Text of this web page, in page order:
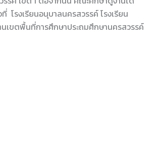
โรงเรียนอนุบาลนครสวรรค์ โรงเรียน
เขตพื้นที่การศึกษาประถมศึกษานครสวรรค์